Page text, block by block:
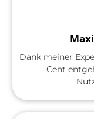
Dank meiner
Cent